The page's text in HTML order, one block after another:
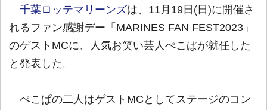
千葉ロッテマリーンズは、11月19日(日)に開催さ
れるファン感謝デー「MARINES FAN FEST2023」
のゲストMCに、人気お笑い芸人ぺこぱが就任した
と発表した。
ぺこぱの二人はゲストMCとしてステージのコン